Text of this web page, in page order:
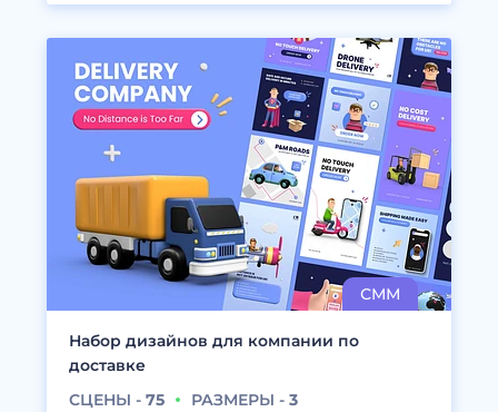
Набор дизайнов для компании по
доставке
СЦЕНЫ - 75 РАЗМЕРЫ - 3